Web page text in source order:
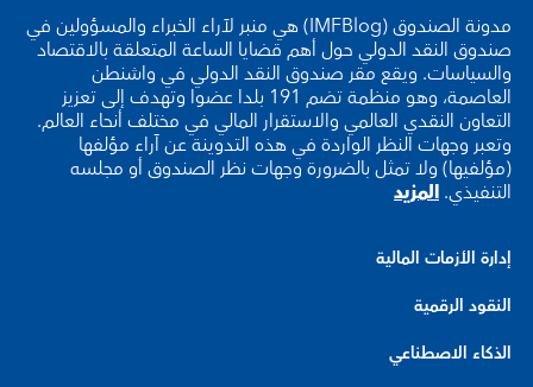
مدونة الصندوق (IMFBlog) هي منبر لآراء الخبراء والمسؤولين في
صندوق النقد الدولي حول أهم قضايا الساعة المتعلقة بالاقتصاد
والسياسات. ويقع مقر صندوق النقد الدولي في واشنطن
العاصمة، وهو منظمة تضم 191 بلدا عضوا وتهدف إلى تعزيز
التعاون النقدي العالمي والاستقرار المالي في مختلف أنحاء العالم.
وتعبر وجهات النظر الواردة في هذه التدوينة عن آراء مؤلفها
(مؤلفيها) ولا تمثل بالضرورة وجهات نظر الصندوق أو مجلسه
التنفيذي.المزيد
إدارة الأزمات المالية
النقود الرقمية
الذكاء الاصطناعي